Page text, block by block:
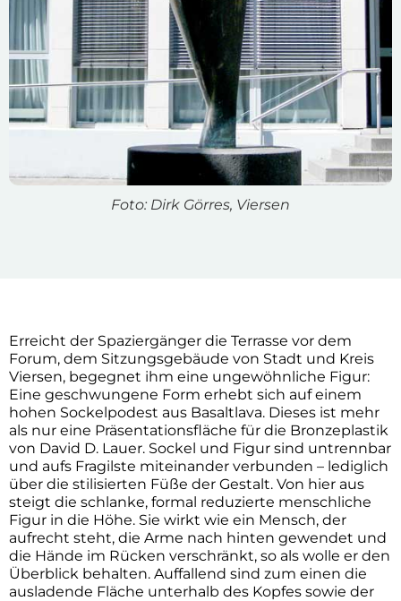
Foto: Dirk Görres, Viersen
Erreicht der Spaziergänger die Terrasse vor dem
Forum, dem Sitzungsgebäude von Stadt und Kreis
Viersen, begegnet ihm eine ungewöhnliche Figur:
Eine geschwungene Form erhebt sich auf einem
hohen Sockelpodest aus Basaltlava. Dieses ist mehr
als nur eine Präsentationsfläche für die Bronzeplastik
von David D. Lauer. Sockel und Figur sind untrennbar
und aufs Fragilste miteinander verbunden – lediglich
über die stilisierten Füße der Gestalt. Von hier aus
steigt die schlanke, formal reduzierte menschliche
Figur in die Höhe. Sie wirkt wie ein Mensch, der
aufrecht steht, die Arme nach hinten gewendet und
die Hände im Rücken verschränkt, so als wolle er den
Überblick behalten. Auffallend sind zum einen die
ausladende Fläche unterhalb des Kopfes sowie der